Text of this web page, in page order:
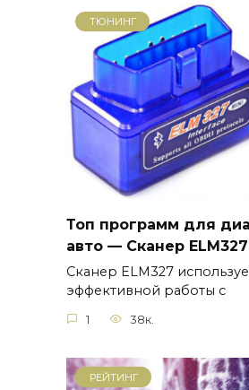
ТЮНИНГ
Топ программ для
авто — Сканер ELM327
Сканер ELM327
эффективной работы с
1 38к.
РЕЙТИНГ